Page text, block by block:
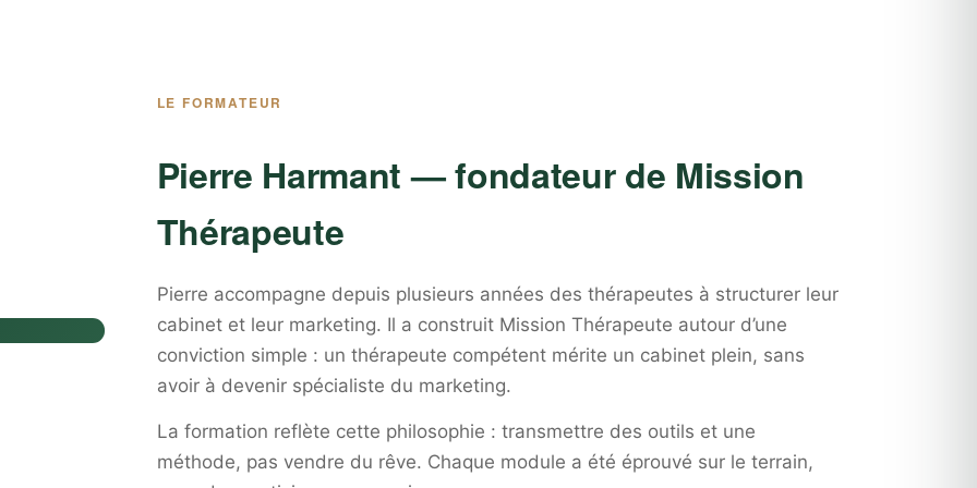
LE FORMATEUR
Pierre Harmant — fondateur de Mission
Thérapeute
Pierre accompagne depuis plusieurs années des thérapeutes à structurer leur
cabinet et leur marketing. Il a construit Mission Thérapeute autour d’une
conviction simple : un thérapeute compétent mérite un cabinet plein, sans
avoir à devenir spécialiste du marketing.
La formation reflète cette philosophie : transmettre des outils et une
méthode, pas vendre du rêve. Chaque module a été éprouvé sur le terrain,